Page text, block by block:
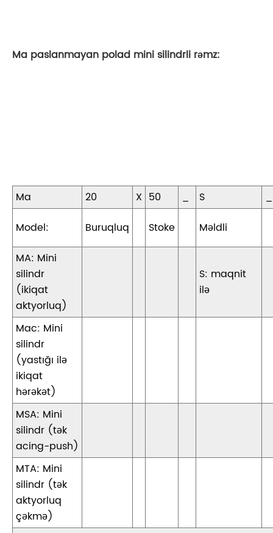
Ma paslanmayan polad mini silindrli rəmz:
Ma 20 X 50 _ S
_
Model:
Buruqluq Stoke
Məldli
MA: Mini
silindr
(ikiqat
aktyorluq)
S: maqnit
ilə
Mac: Mini
silindr
(yastığı ilə
ikiqat
hərəkət)
MSA: Mini
silindr (tək
acing-push)
MTA: Mini
silindr (tək
aktyorluq
çəkmə)